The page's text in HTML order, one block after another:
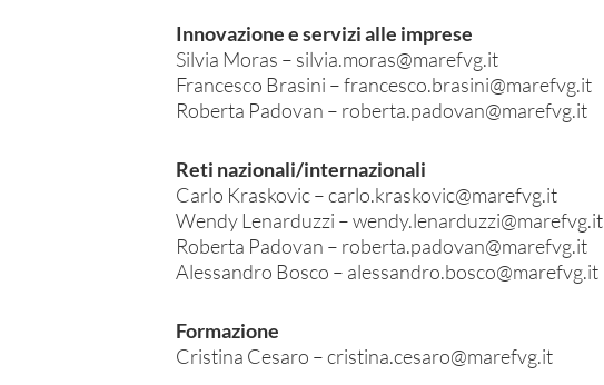
Innovazione e servizi alle imprese
Silvia Moras – silvia.moras@marefvg.it
Francesco Brasini –francesco.brasini@marefvg.it
Roberta Padovan – roberta.padovan@marefvg.it
Reti nazionali/internazionali
Carlo Kraskovic –carlo.kraskovic@marefvg.it
Wendy Lenarduzzi –wendy.lenarduzzi@marefvg.it
Roberta Padovan – roberta.padovan@marefvg.it
Alessandro Bosco – alessandro.bosco@marefvg.it
Formazione
Cristina Cesaro –cristina.cesaro@marefvg.it